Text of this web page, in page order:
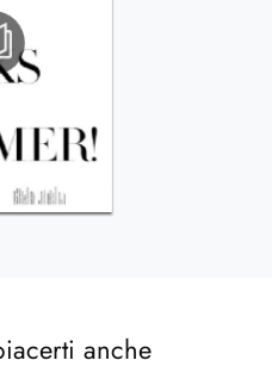
anche